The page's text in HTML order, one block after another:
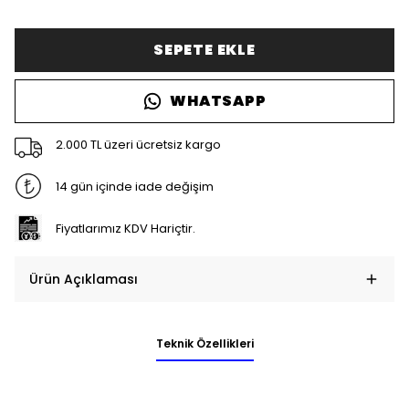
SEPETE EKLE
WHATSAPP
2.000 TL üzeri ücretsiz kargo
14 gün içinde iade değişim
Fiyatlarımız KDV Hariçtir.
Ürün Açıklaması
Teknik Özellikleri